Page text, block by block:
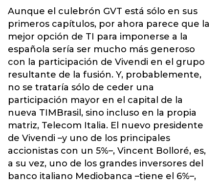
Aunque el culebrón GVT está sólo en sus
primeros capítulos, por ahora parece que la
mejor opción de TI para imponerse a la
española sería ser mucho más generoso
con la participación de Vivendi en el grupo
resultante de la fusión. Y, probablemente,
no se trataría sólo de ceder una
participación mayor en el capital de la
nueva TIMBrasil, sino incluso en la propia
matriz, Telecom Italia. El nuevo presidente
de Vivendi –y uno de los principales
accionistas con un 5%–, Vincent Bolloré, es,
a su vez, uno de los grandes inversores del
banco italiano Mediobanca –tiene el 6%–,